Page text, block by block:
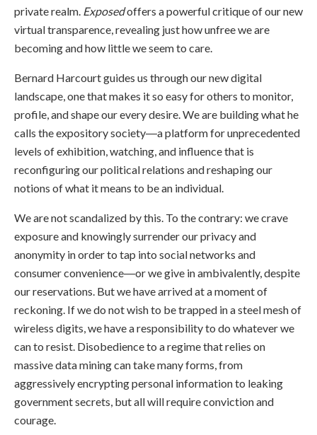
private realm. Exposedoffers a powerful critique of our new
virtual transparence, revealing just how unfree we are
becoming and how little we seem to care.
Bernard Harcourt guides us through our new digital
landscape, one that makes it so easy for others to monitor,
profile, and shape our every desire. We are building what he
calls the expository society―a platform for unprecedented
levels of exhibition, watching, and influence that is
reconfiguring our political relations and reshaping our
notions of what it means to be an individual.
We are not scandalized by this. To the contrary: we crave
exposure and knowingly surrender our privacy and
anonymity in order to tap into social networks and
consumer convenience―or we give in ambivalently, despite
our reservations. But we have arrived at a moment of
reckoning. If we do not wish to be trapped in a steel mesh of
wireless digits, we have a responsibility to do whatever we
can to resist. Disobedience to a regime that relies on
massive data mining can take many forms, from
aggressively encrypting personal information to leaking
government secrets, but all will require conviction and
courage.